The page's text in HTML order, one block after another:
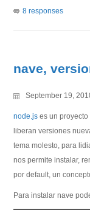
8 responses
nave,
September 19,
node.js es un
liberan versiones
tema molesto, para
nos permite instalar,
por default, un
Para instalar nave